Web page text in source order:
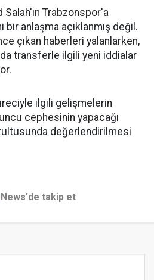
Trabzonspor'a
anlaşma açıklanmış değil.
çıkan haberleri yalanlarken,
transferle ilgili yeni iddialar
ilgili gelişmelerin
cephesinin yapacağı
değerlendirilmesi
News'de takip et